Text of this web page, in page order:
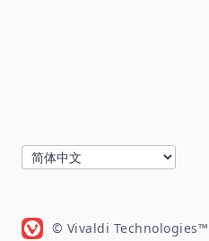
© Vivaldi Technologies™